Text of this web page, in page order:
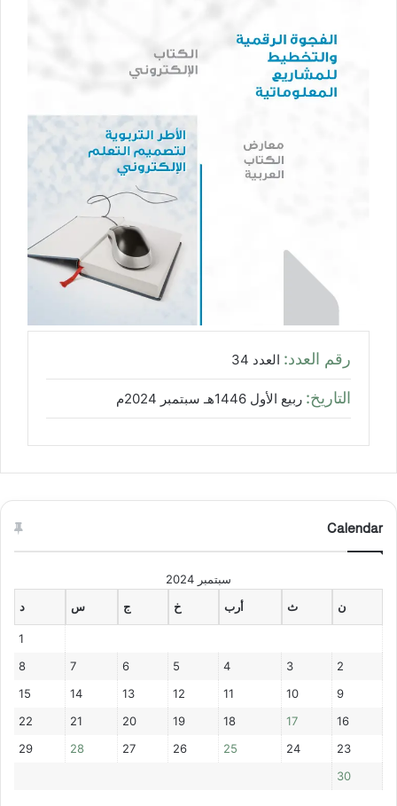
رقم العدد: العدد 34
التاريخ: ربيع الأول 1446هـ سبتمبر 2024م
Calendar
سبتمبر 2024
ن
ث أرب خ ج س د
1
2
3
4
5
6
7
8
9
10
11
12
13
14
15
16
17
18
19
20
21
22
23
24
25
26
27
28
29
30